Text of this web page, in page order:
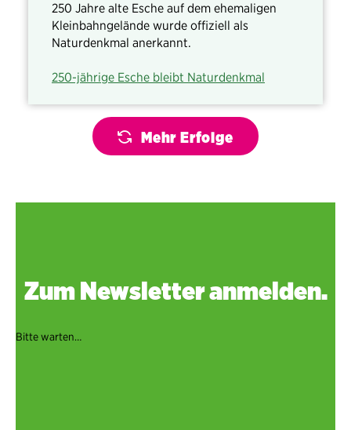
250 Jahre alte Esche auf dem ehemaligen
Kleinbahngelände wurde offiziell als
Naturdenkmal anerkannt.
250-jährige Esche bleibt Naturdenkmal
Mehr Erfolge
Zum Newsletter anmelden.
Bitte warten…